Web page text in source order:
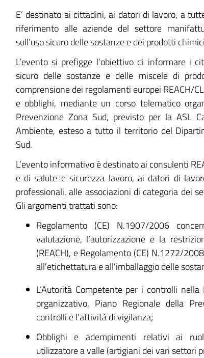
E’ destinato ai cittadini, ai datori di lavoro, a
riferimento alle aziende del settore
sull’uso sicuro delle sostanze e dei prodotti
L’evento si prefigge l’obiettivo di informare i
sicuro delle sostanze e delle miscele di
comprensione dei regolamenti europei REACH/
e obblighi, mediante un corso telematico
Prevenzione Zona Sud, previsto per la ASL
Ambiente, esteso a tutto il territorio del
Sud.
L’evento informativo è destinato ai consulenti
e di salute e sicurezza lavoro, ai datori di
professionali, alle associazioni di categoria dei
Gli argomenti trattati sono:
Regolamento (CE) N.1907/2006
valutazione, l’autorizzazione e la
(REACH), e Regolamento (CE) N.1272/
all’etichettatura e all’imballaggio delle
L’Autorità Competente per i controlli
organizzativo, Piano Regionale della
controlli e l’attività di vigilanza;
Obblighi e adempimenti relativi ai
utilizzatore a valle (artigiani dei vari settori